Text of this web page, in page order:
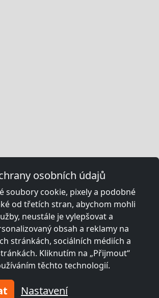
osobních údajů
soubory cookie, pixely a podobné
od třetích stran, abychom mohli
neustále je vylepšovat a
obsah a reklamy na
stránkách, sociálních médiích a
Kliknutím na „Přijmout“
těchto technologií.
Nastavení